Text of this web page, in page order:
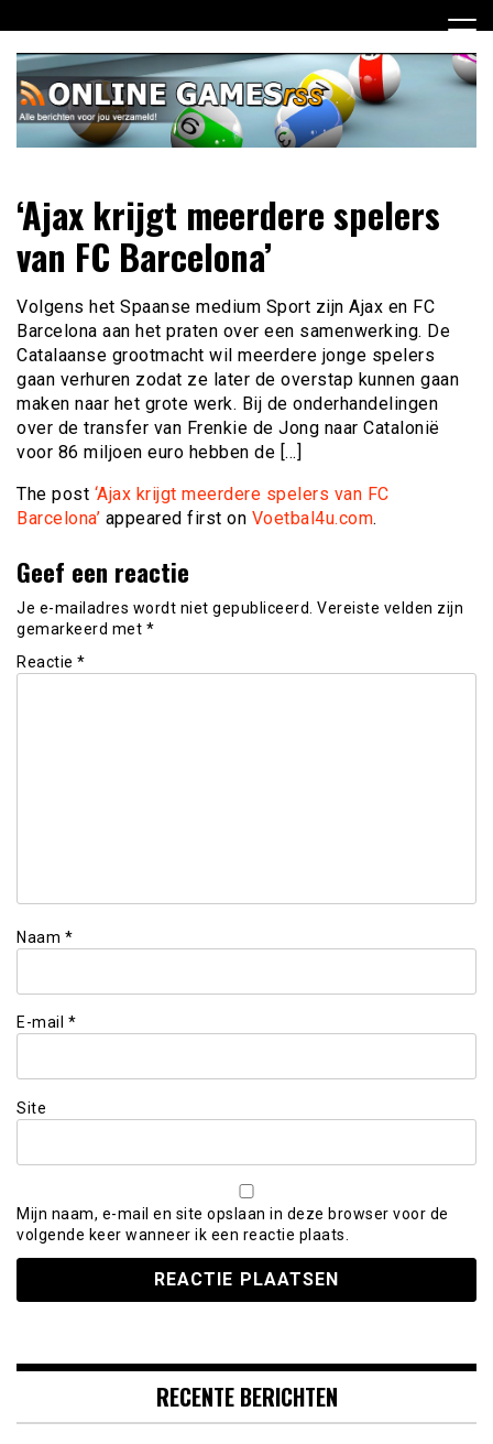
naar
inhoud
Online Games RSS
verzameld
‘Ajax krijgt meerdere spelers
van FC Barcelona’
Volgens het Spaanse medium Sport zijn Ajax en FC
Barcelona aan het praten over een samenwerking. De
Catalaanse grootmacht wil meerdere jonge spelers
gaan verhuren zodat ze later de overstap kunnen gaan
maken naar het grote werk. Bij de onderhandelingen
over de transfer van Frenkie de Jong naar Catalonië
voor 86 miljoen euro hebben de […]
The post ‘Ajax krijgt meerdere spelers van FC
Barcelona’ appeared first on Voetbal4u.com.
Geef een reactie
Je e-mailadres wordt niet gepubliceerd. Vereiste velden zijn
gemarkeerd met *
Reactie *
Naam *
E-mail *
Site
Mijn naam, e-mail en site opslaan in deze browser voor de
volgende keer wanneer ik een reactie plaats.
RECENTE BERICHTEN